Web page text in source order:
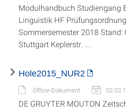
Modulhandbuch Studiengang
Linguistik HF
Sommersemester 2018
Stuttgart Keplerstr. ...
Hole2015_NUR2
Office-Dokument
DE GRUYTER MOUTON